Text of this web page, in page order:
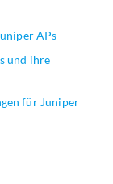
APs
und ihre
für Juniper